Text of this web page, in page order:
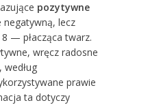
pozytywne
negatywną, lecz
— płacząca twarz.
wręcz radosne
według
prawie
ta dotyczy